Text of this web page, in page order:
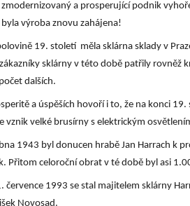
a prosperující podnik
výroba znovu zahájena!
19. století měla sklárna sklady v
sklárny v této době patřily rovněž
dalších.
a úspěších hovoří i to, že na konci
vznik velké brusírny s elektrickým
1943 byl donucen hrabě Jan Harrach k
Přitom celoroční obrat v té době byl asi
července 1993 se stal majitelem sklárny
Novosad.